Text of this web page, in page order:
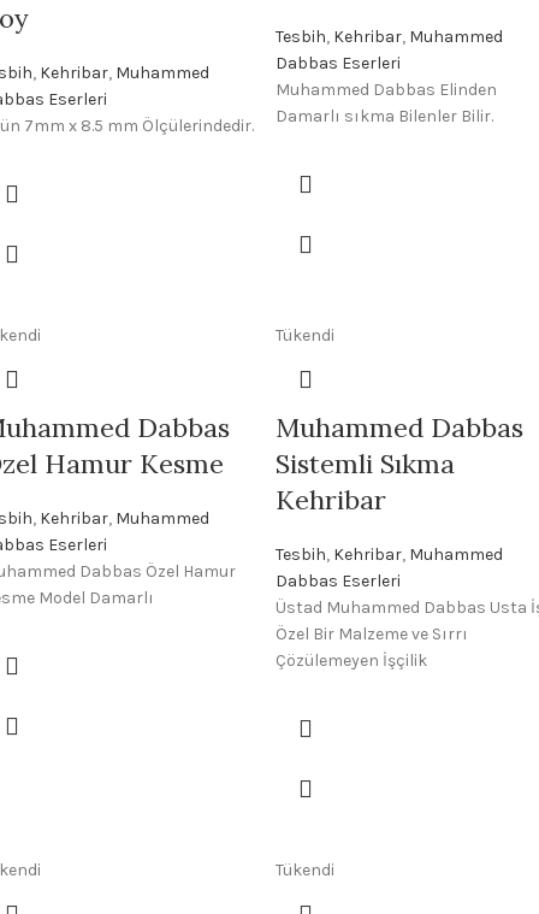
, Kehribar, Muhammed
Eserleri
7mm x 8.5 mm Ölçülerindedir.
Tesbih, Kehribar, Muhammed
Dabbas Eserleri
Muhammed Dabbas Elinden
Damarlı sıkma Bilenler Bilir.
Dabbas
Hamur Kesme
, Kehribar, Muhammed
Eserleri
Dabbas Özel Hamur
Model Damarlı
Tükendi
Muhammed Dabbas
Sistemli Sıkma
Kehribar
Tesbih, Kehribar, Muhammed
Dabbas Eserleri
Üstad Muhammed Dabbas Usta
Özel Bir Malzeme ve Sırrı
Çözülemeyen İşçilik
Tükendi